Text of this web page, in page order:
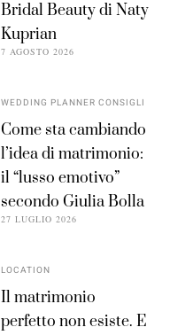
Bridal Beauty di Naty
Kuprian
7 AGOSTO 2026
WEDDING PLANNER CONSIGLI
Come sta cambiando
l’idea di matrimonio:
il “lusso emotivo”
secondo Giulia Bolla
27 LUGLIO 2026
LOCATION
Il matrimonio
perfetto non esiste. E